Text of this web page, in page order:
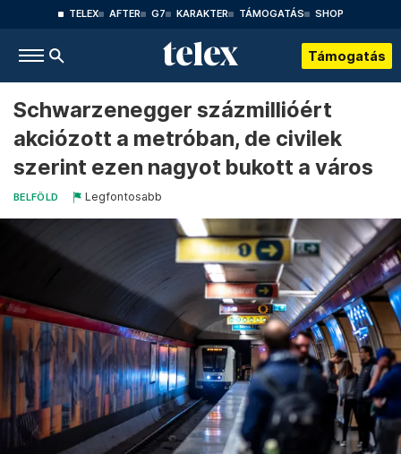
TELEX AFTER G7 KARAKTER TÁMOGATÁS SHOP
Támogatás
Schwarzenegger százmillióért
akciózott a metróban, de civilek
szerint ezen nagyot bukott a város
BELFÖLD Legfontosabb